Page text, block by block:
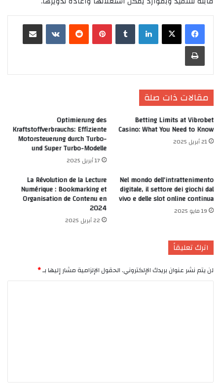
لينكدإن بينتيريست
طباعة
مقالات ذات صلة
Betting Limits at Vibrobet
Casino: What You Need to Know
21 أبريل 2025
Optimierung des
Kraftstoffverbrauchs: Effiziente
Motorsteuerung durch Turbo-
und Super Turbo-Modelle
17 أبريل 2025
Nel mondo dell’intrattenimento
digitale, il settore dei giochi dal
vivo e delle slot online continua
19 مايو 2025
La Révolution de la Lecture
Numérique : Bookmarking et
Organisation de Contenu en
2024
22 أبريل 2025
اترك تعليقاً
لن يتم نشر عنوان بريدك الإلكتروني.الحقول الإلزامية مشار إليها بـ*